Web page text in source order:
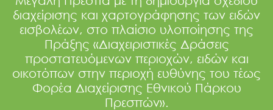
διαχείρισης και χαρτογράφησης των ειδών
εισβολέων, στο πλαίσιο υλοποίησης της
Πράξης «Διαχειριστικές Δράσεις
προστατευόμενων περιοχών, ειδών και
οικοτόπων στην περιοχή ευθύνης του τέως
Φορέα Διαχείρισης Εθνικού Πάρκου
Πρεσπών».